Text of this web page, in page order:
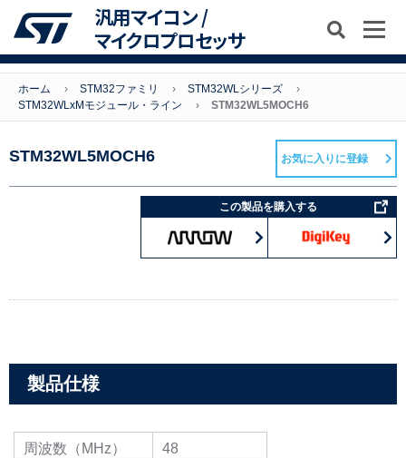
汎用マイコン /
マイクロプロセッサ
ホーム STM32ファミリ
STM32WLシリーズ
STM32WLxMモジュール・ライン
STM32WL5MOCH6
STM32WL5MOCH6
この製品を購入する
お気に入りに登録
製品仕様
周波数（MHz） 48